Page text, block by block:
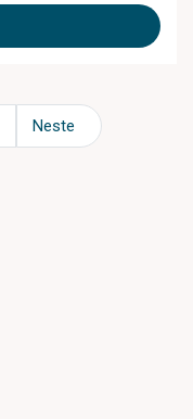
Neste